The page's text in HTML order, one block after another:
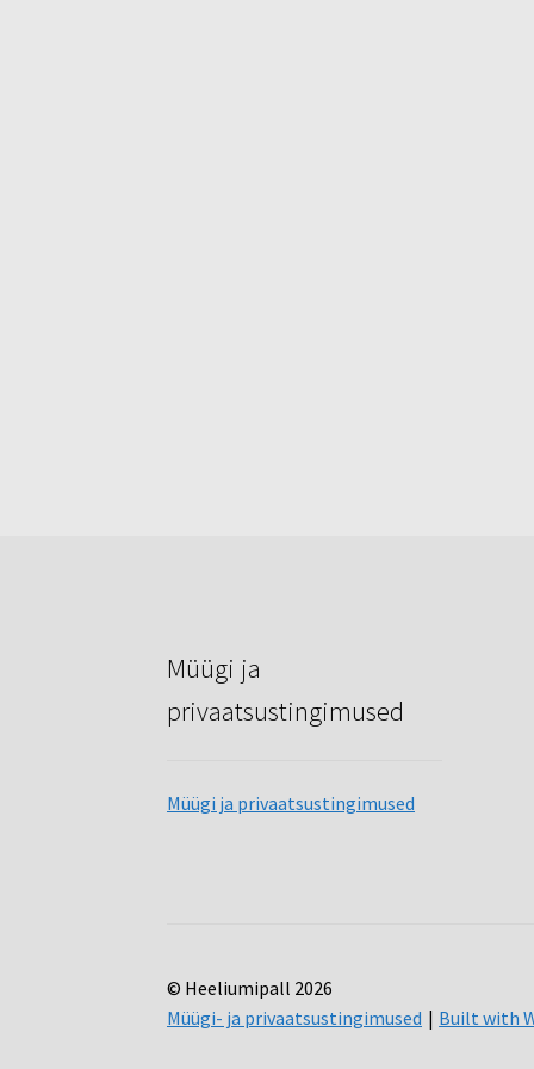
Müügi ja
privaatsustingimused
Müügi ja privaatsustingimused
© Heeliumipall 2026
Müügi- ja privaatsustingimused
Built with